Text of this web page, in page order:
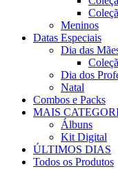
Meninos
Datas Especiais
Dia das
Dia dos
Natal
Combos e Packs
MAIS
Álbuns
Kit Digital
ÚLTIMOS DIAS
Todos os Produtos